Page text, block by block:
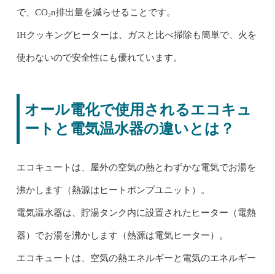
で、CO₂n排出量を減らせることです。
IHクッキングヒーターは、ガスと比べ掃除も簡単で、火を
使わないので安全性にも優れています。
オール電化で使用されるエコキュ
ートと電気温水器の違いとは？
エコキュートは、屋外の空気の熱とわずかな電気でお湯を
沸かします（熱源はヒートポンプユニット）。
電気温水器は、貯湯タンク内に設置されたヒーター（電熱
器）でお湯を沸かします（熱源は電気ヒーター）。
エコキュートは、空気の熱エネルギーと電気のエネルギー